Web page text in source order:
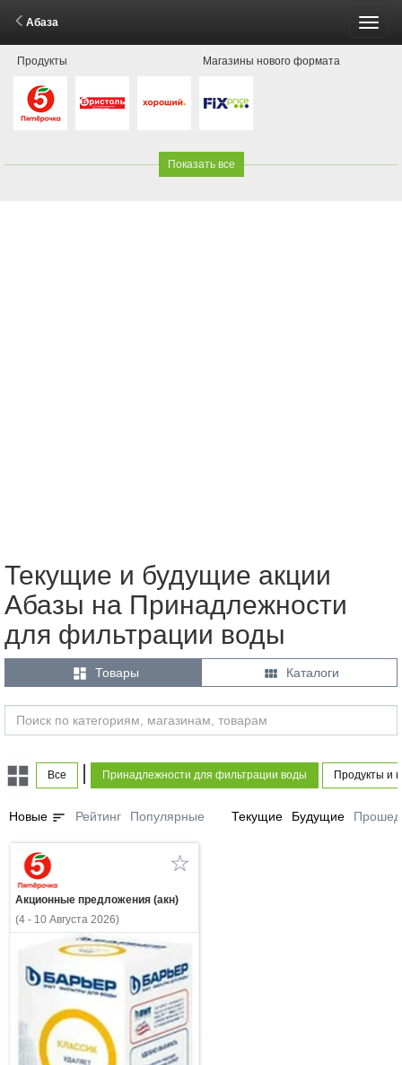
Абаза
Продукты Магазины нового формата
Показать все
Текущие и будущие акции
Абазы на Принадлежности
для фильтрации воды
 Товары  Каталоги
Все Принадлежности для фильтрации воды Продукты и
Новые sort Рейтинг Популярные Текущие Будущие
Акционные предложения (акн)
(4 - 10 Августа 2026)